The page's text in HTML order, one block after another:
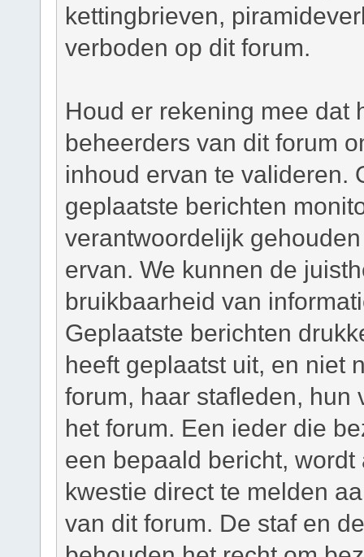
kettingbrieven,
verboden op dit forum.
Houd er rekening mee dat
beheerders van dit forum
inhoud ervan te valideren.
geplaatste berichten
verantwoordelijk
ervan. We kunnen de
bruikbaarheid van
Geplaatste berichten
heeft geplaatst uit, en niet
forum, haar stafleden, hun
het forum. Een ieder die
een bepaald bericht,
kwestie direct te melden
van dit forum. De staf en